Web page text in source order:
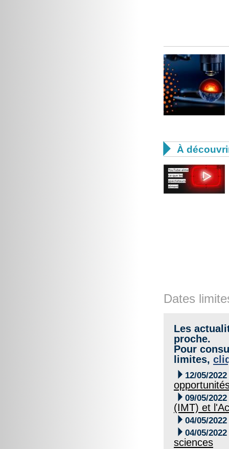
 À
Dates
Les
proche.
Pour
limites,
 12/05/2022
 09/05/2022
(IMT) et
 04/05/2022
 04/05/2022
sciences